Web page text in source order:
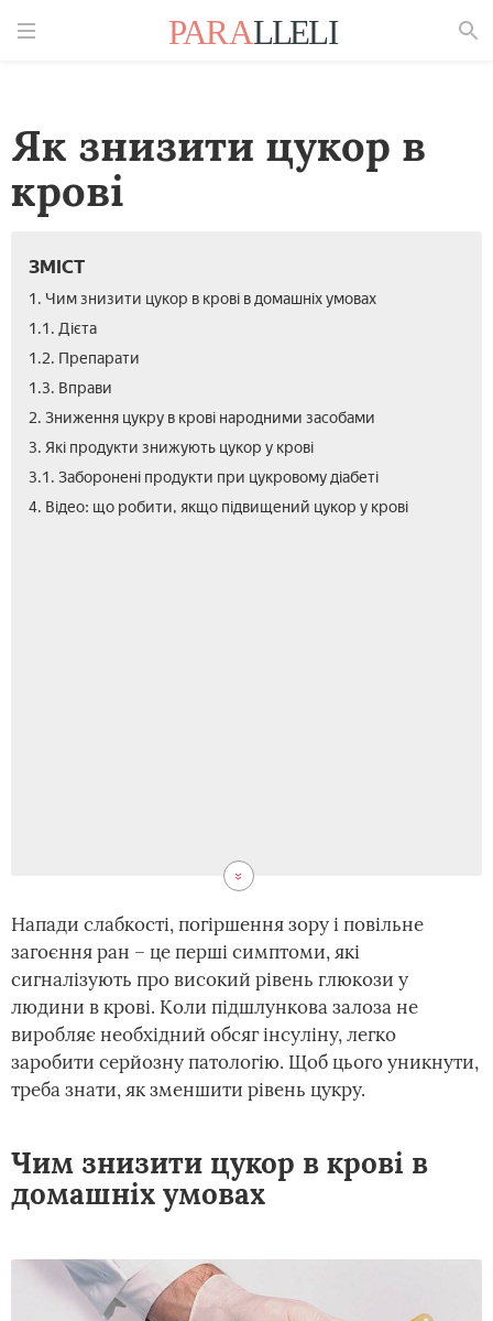
Як знизити цукор в
крові
ЗМІСТ
1. Чим знизити цукор в крові в домашніх умовах
1.1. Дієта
1.2. Препарати
1.3. Вправи
2. Зниження цукру в крові народними засобами
3. Які продукти знижують цукор у крові
3.1. Заборонені продукти при цукровому діабеті
4. Відео: що робити, якщо підвищений цукор у крові
Напади слабкості, погіршення зору і повільне
загоєння ран – це перші симптоми, які
сигналізують про високий рівень глюкози у
людини в крові. Коли підшлункова залоза не
виробляє необхідний обсяг інсуліну, легко
заробити серйозну патологію. Щоб цього уникнути,
треба знати, як зменшити рівень цукру.
Чим знизити цукор в крові в
домашніх умовах